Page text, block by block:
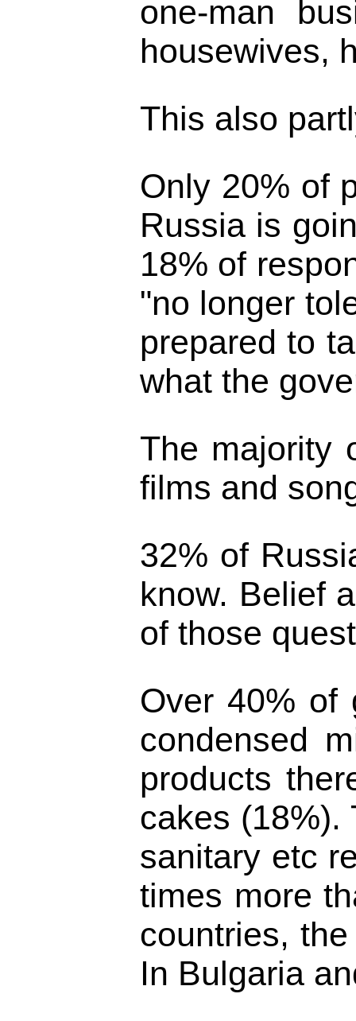
one-man
housewives,
This also
Only 20% of
Russia is
18% of
"no longer
prepared to
what the
The majority
films and
32% of
know. Belief
of those
Over 40% of
condensed
products
cakes (18%).
sanitary etc
times more
countries,
In Bulgaria